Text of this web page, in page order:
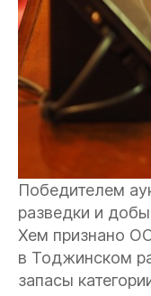
Победителем
разведки и
Хем признано
в Тоджинском
запасы